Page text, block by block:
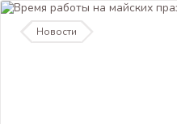
Новости